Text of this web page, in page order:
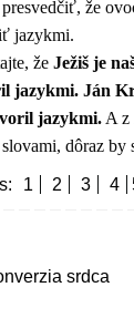
že
jazykmi.
že Ježiš je
jazykmi. Ján
jazykmi. A z
dôraz by
1 2 3 4
srdca